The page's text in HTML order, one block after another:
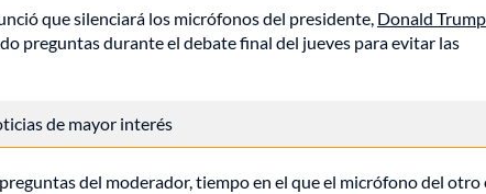
que silenciará los micrófonos del presidente, Donald Trump
preguntas durante el debate final del jueves para evitar las
de mayor interés
del moderador, tiempo en el que el micrófono del otro